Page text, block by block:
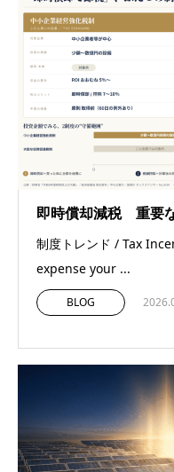
即時償却減税 重要
制度トレンド / Tax
expense your ...
BLOG